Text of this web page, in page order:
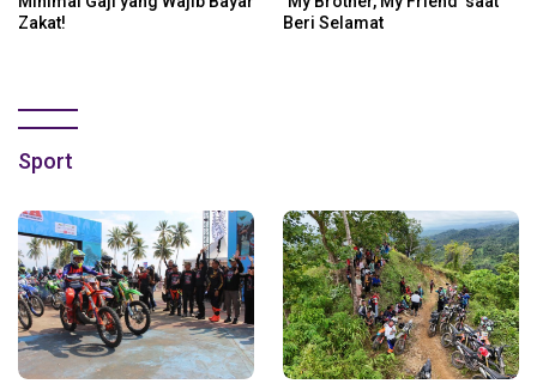
Zakat!
Beri Selamat
Sport